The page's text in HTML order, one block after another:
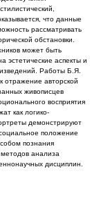
что данные
рассматривать
обстановки.
может быть
эстетические аспекты и
Работы Б.Я.
отражение авторской
живописцев
восприятия
как логико-
демонстрируют
положение
познания
анализа
дисциплин.